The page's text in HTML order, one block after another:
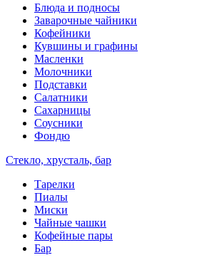
Блюда и подносы
Заварочные чайники
Кофейники
Кувшины и графины
Масленки
Молочники
Подставки
Салатники
Сахарницы
Соусники
Фондю
Стекло, хрусталь, бар
Тарелки
Пиалы
Миски
Чайные чашки
Кофейные пары
Бар